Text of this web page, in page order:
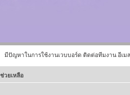
มีปัญหาในการใช้งานเวบบอร์ด ติดต่อทีมงาน อีเม
ช่วยเหลือ